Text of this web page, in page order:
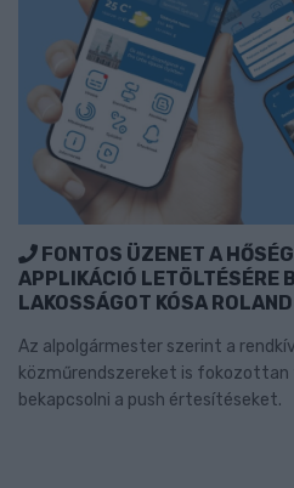
FONTOS ÜZENET A
APPLIKÁCIÓ LETÖLTÉSÉRE
LAKOSSÁGOT KÓSA ROLAND
Az alpolgármester szerint a
közműrendszereket is fokozottan
bekapcsolni a push értesítéseket.